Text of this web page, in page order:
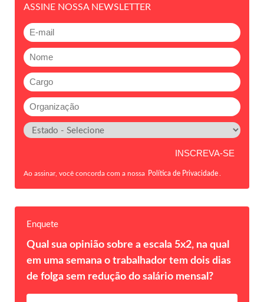
ASSINE NOSSA NEWSLETTER
Ao assinar, você concorda com a nossa Política de Privacidade
Enquete
Qual sua opinião sobre a escala 5x2, na qual
em uma semana o trabalhador tem dois dias
de folga sem redução do salário mensal?